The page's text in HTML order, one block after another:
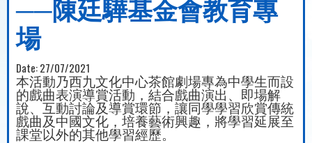
──陳廷驊基金會教育專
場
Date:27/07/2021
本活動乃西九文化中心茶館劇場專為中學生而設
的戲曲表演導賞活動，結合戲曲演出、即場解
說、互動討論及導賞環節，讓同學學習欣賞傳統
戲曲及中國文化，培養藝術興趣，將學習延展至
課堂以外的其他學習經歷。